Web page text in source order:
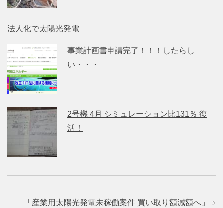
法人化で太陽光発電
事業計画書申請完了！！！したらし
い・・・
2号機 4月 シミュレーション比131％ 復
活！
「 産業用太陽光発電未稼働案件 買い取り額減額へ 」